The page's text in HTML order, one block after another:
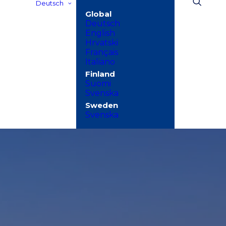
Deutsch
Deutsch
English
Hrvatski
Français
Italiano
Suomi
Svenska
Svenska